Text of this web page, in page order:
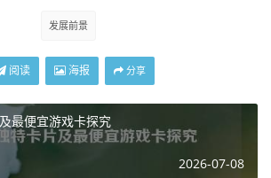
来发展迅猛，国内游戏开发商不断提升自
果能够成功登陆 Steam，不仅可以借助
进一步拓展海外市场，提升中国游戏的
能为 Steam 平台注入更多新鲜血液，丰
发展前景
阅读 海报 分享
最便宜游戏卡探究
2026-07-08